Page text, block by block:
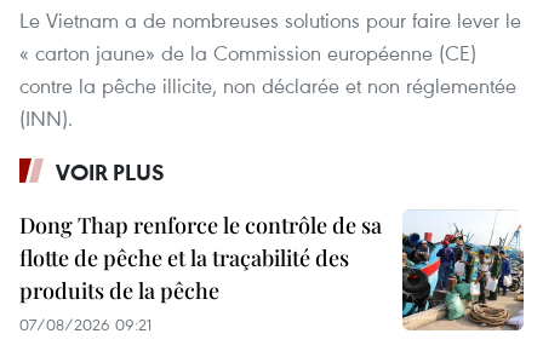
Le Vietnam a de nombreuses solutions pour faire lever le
« carton jaune» de la Commission européenne (CE)
contre la pêche illicite, non déclarée et non réglementée
(INN).
VOIR PLUS
Dong Thap renforce le contrôle de sa
flotte de pêche et la traçabilité des
produits de la pêche
07/08/2026 09:21